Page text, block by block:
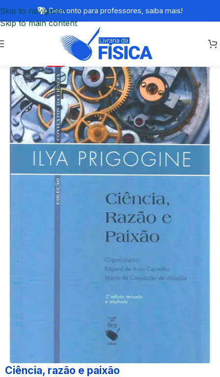
Skip to navigation
Skip to main content
Desconto para professores, saiba mais!
Ciência, razão e paixão